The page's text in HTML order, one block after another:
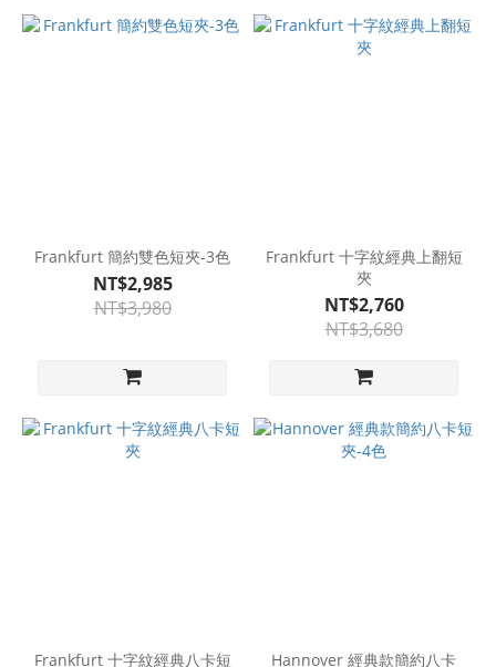
Frankfurt 簡約雙色短夾-3色
NT$2,985
NT$3,980
Frankfurt 十字紋經典上翻短
夾
NT$2,760
NT$3,680
Frankfurt 十字紋經典八卡短
Hannover 經典款簡約八卡